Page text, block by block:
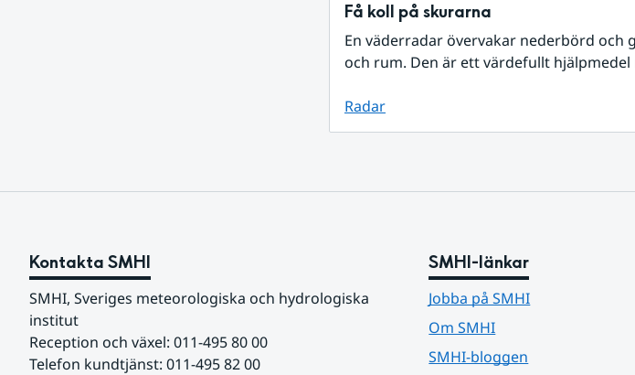
Få koll på skurarna
En väderradar övervakar nederbörd och
och rum. Den är ett värdefullt
Radar
Kontakta SMHI
SMHI, Sveriges meteorologiska och hydrologiska
institut
Reception och växel: 011-495 80 00
Telefon kundtjänst: 011-495 82 00
SMHI-länkar
Jobba på SMHI
Om SMHI
SMHI-bloggen